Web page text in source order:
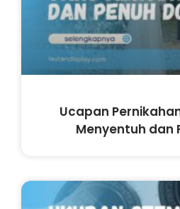
Ucapan
Menyentuh dan